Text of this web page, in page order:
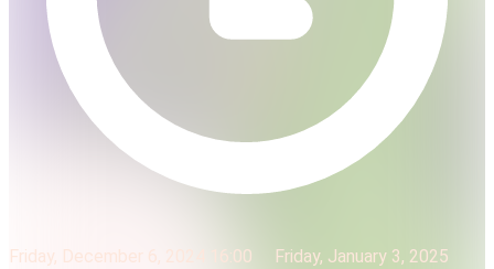
Friday, December 6, 2024 16:00
Friday, January 3, 2025